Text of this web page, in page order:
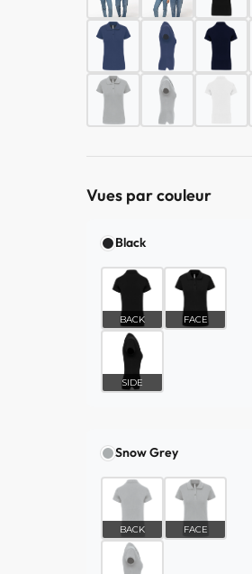
Vues par couleur
Black
BACK FACE
SIDE
Snow Grey
BACK FACE